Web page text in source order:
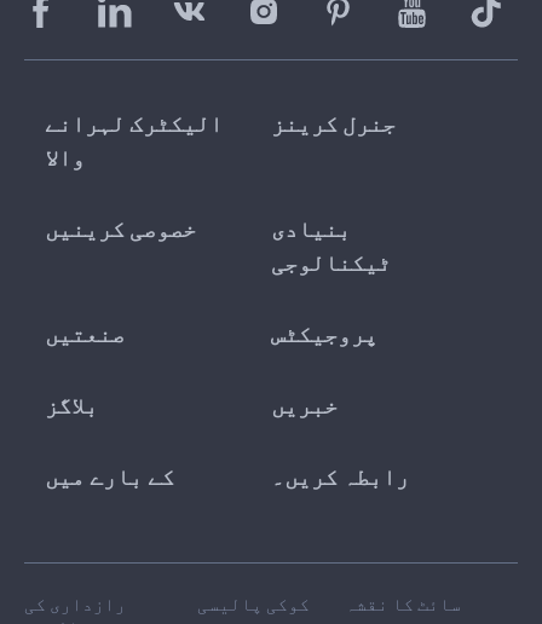
الیکٹرک لہرانے
والا
جنرل کرینز
خصوصی کرینیں
بنیادی
ٹیکنالوجی
صنعتیں پروجیکٹس
بلاگز خبریں
کے بارے میں رابطہ کریں۔
رازداری کی
کوکی پالیسی سائٹ کا نقشہ